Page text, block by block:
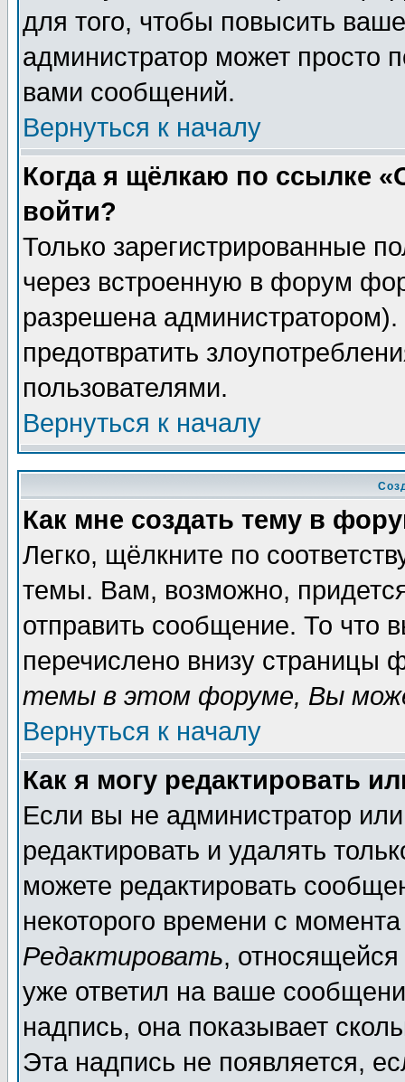
для того, чтобы повысить
администратор может просто
вами сообщений.
Вернуться к началу
Когда я щёлкаю по ссылке
войти?
Только зарегистрированные
через встроенную в форум
разрешена
предотвратить
пользователями.
Вернуться к началу
Как мне создать тему в
Легко, щёлкните по
темы. Вам, возможно,
отправить сообщение. То что
перечислено внизу страницы
темы в этом форуме, Вы
Вернуться к началу
Как я могу редактировать
Если вы не администратор
редактировать и удалять
можете редактировать
некоторого времени с
Редактировать,
уже ответил на ваше
надпись, она показывает
Эта надпись не появляется,